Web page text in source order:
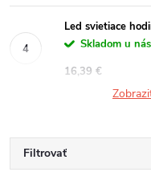
Led svietiace
Skladom u
16,39 €
Filtrovať